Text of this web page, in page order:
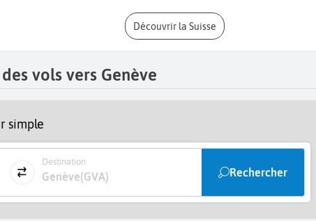
Découvrir la Suisse
vols vers Genève
simple
Destination
Genève(GVA) Rechercher